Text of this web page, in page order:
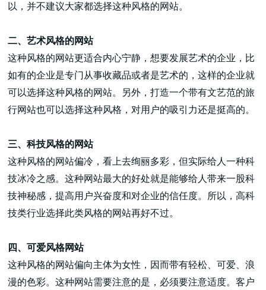
广告大片形式做开发
以，并不建议大家都选择这种风格的网站。
二、艺术风格的网站
这种风格的网站更适合内心宁静，想要发展艺术的企业，比
如有的企业是专门从事收藏品或者是艺术的，这样的企业就
可以选择这种风格的网站。另外，打造一个带有文艺范的旅
行网站也可以选择这种风格，对用户的吸引力还是挺高的。
三、科技风格的网站
这种风格的网站偏冷，看上去绚丽多彩，但实际给人一种科
技冰冷之感。这种网站最大的好处就是能够给人带来一股科
技神秘感，提高用户兴奋度和对企业的信任度。所以，高科
技类行业选择此类风格的网站再好不过。
四、可爱风格网站
这种风格的网站偏向主体为女性，因而带有轻松、可爱、浪
漫的色彩。这种网站需要注意的是，必须要注意适度。客户